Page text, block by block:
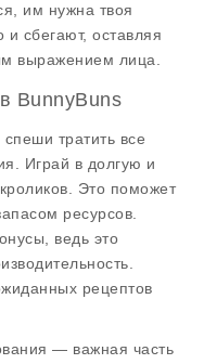
им нужна твоя
и сбегают, оставляя
выражением лица.
BunnyBuns
тратить все
Играй в долгую и
Это поможет
ресурсов.
ведь это
рецептов
— важная часть